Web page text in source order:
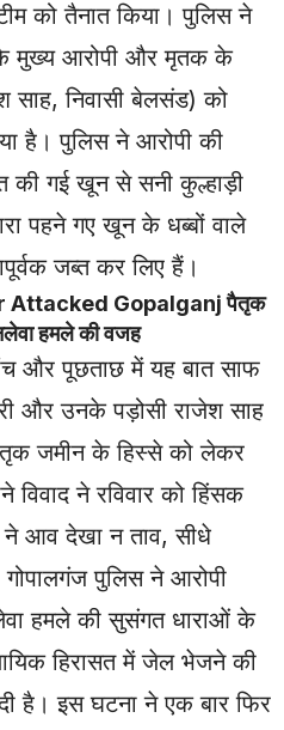
को तैनात किया। पुलिस ने
के मुख्य आरोपी और मृतक के
साह, निवासी बेलसंड) को
है। पुलिस ने आरोपी की
की गई खून से सनी कुल्हाड़ी
पहने गए खून के धब्बों वाले
जब्त कर लिए हैं।
Attacked Gopalganj पैतृक
हमले की वजह
और पूछताछ में यह बात साफ
और उनके पड़ोसी राजेश साह
जमीन के हिस्से को लेकर
विवाद ने रविवार को हिंसक
आव देखा न ताव, सीधे
गोपालगंज पुलिस ने आरोपी
हमले की सुसंगत धाराओं के
हिरासत में जेल भेजने की
है। इस घटना ने एक बार फिर